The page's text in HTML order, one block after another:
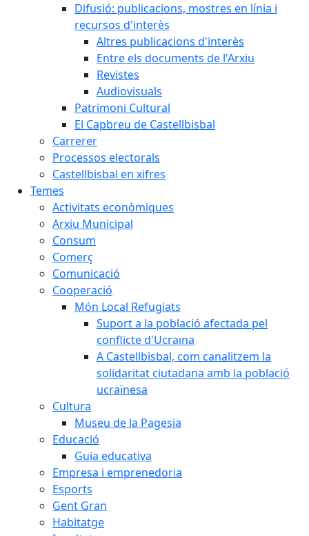
Difusió: publicacions, mostres en línia i
recursos d'interès
Altres publicacions d'interès
Entre els documents de l'Arxiu
Revistes
Audiovisuals
Patrimoni Cultural
El Capbreu de Castellbisbal
Carrerer
Processos electorals
Castellbisbal en xifres
Temes
Activitats econòmiques
Arxiu Municipal
Consum
Comerç
Comunicació
Cooperació
Món Local Refugiats
Suport a la població afectada pel
conflicte d'Ucraïna
A Castellbisbal, com canalitzem la
solidaritat ciutadana amb la població
ucraïnesa
Cultura
Museu de la Pagesia
Educació
Guia educativa
Empresa i emprenedoria
Esports
Gent Gran
Habitatge